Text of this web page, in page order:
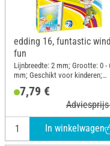
edding 16, funtastic
fun
Lijnbreedte: 2 mm; Grootte: 0 -
mm; Geschikt voor kinderen;
Kunststof
7,79 €
Adviesprijs
In winkelwagen